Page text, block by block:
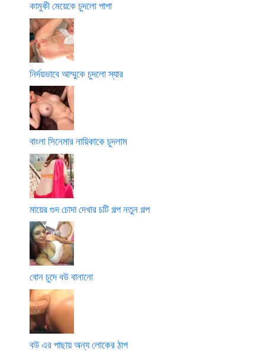
কামুকী মেয়েকে চুদলো পাপা
নির্দয়ভাবে আম্মুকে চুদলো স্যার
বাংলা সিনেমার নায়িকাকে চুদলাম
মায়ের গুদ চোদা দেখার চটি গল্প নতুন গল্প
বোন চুদে বউ বানানো
বউ এর পাছায় অন্য লোকের ঠাপ